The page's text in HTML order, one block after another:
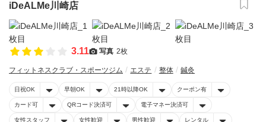
iDeALMe川崎店
3.11 写真 2枚
フィットネスクラブ・スポーツジム エステ 整体 鍼灸
日祝OK 早朝OK 21時以降OK クーポン有
カード可 QRコード決済可 電子マネー決済可
女性スタッフ 女性歓迎 男性歓迎 レンタル